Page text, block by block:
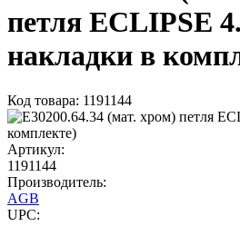
петля ECLIPSE
накладки в
Код товара: 1191144
Артикул:
1191144
Производитель:
AGB
UPC: